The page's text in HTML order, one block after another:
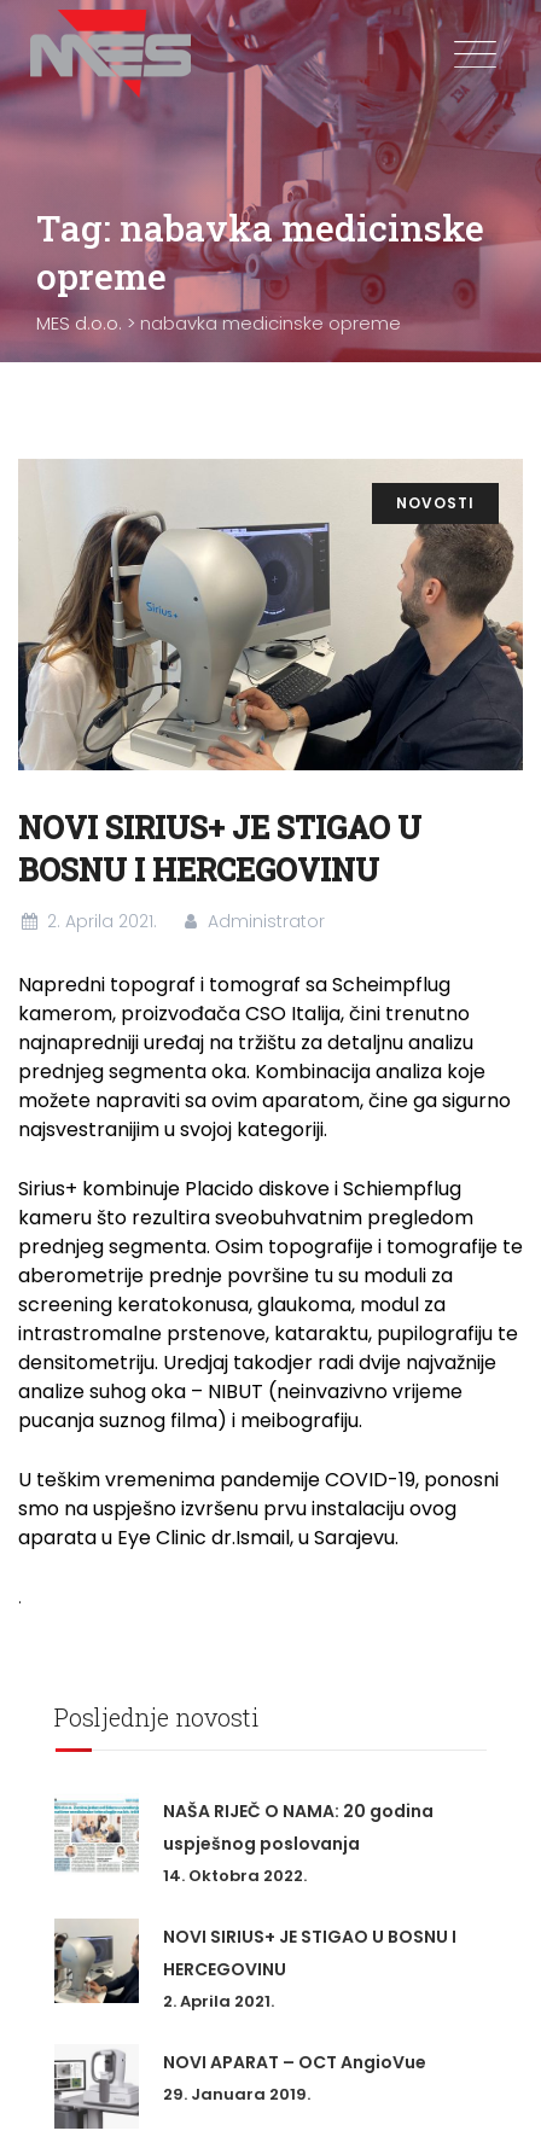
content
Tag: nabavka medicinske
opreme
MES d.o.o. > nabavka medicinske opreme
NOVOSTI
NOVI SIRIUS+ JE STIGAO U
BOSNU I HERCEGOVINU
2. Aprila 2021. Administrator
Napredni topograf i tomograf sa Scheimpflug
kamerom, proizvođača CSO Italija, čini trenutno
najnapredniji uređaj na tržištu za detaljnu analizu
prednjeg segmenta oka. Kombinacija analiza koje
možete napraviti sa ovim aparatom, čine ga sigurno
najsvestranijim u svojoj kategoriji.
Sirius+ kombinuje Placido diskove i Schiempflug
kameru što rezultira sveobuhvatnim pregledom
prednjeg segmenta. Osim topografije i tomografije te
aberometrije prednje površine tu su moduli za
screening keratokonusa, glaukoma, modul za
intrastromalne prstenove, kataraktu, pupilografiju te
densitometriju. Uredjaj takodjer radi dvije najvažnije
analize suhog oka – NIBUT (neinvazivno vrijeme
pucanja suznog filma) i meibografiju.
U teškim vremenima pandemije COVID-19, ponosni
smo na uspješno izvršenu prvu instalaciju ovog
aparata u Eye Clinic dr.Ismail, u Sarajevu.
.
Posljednje novosti
NAŠA RIJEČ O NAMA: 20 godina
uspješnog poslovanja
14. Oktobra 2022.
NOVI SIRIUS+ JE STIGAO U BOSNU I
HERCEGOVINU
2. Aprila 2021.
NOVI APARAT – OCT AngioVue
29. Januara 2019.